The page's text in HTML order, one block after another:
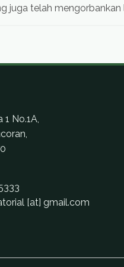
juga telah
No.1A,
[at] gmail.com